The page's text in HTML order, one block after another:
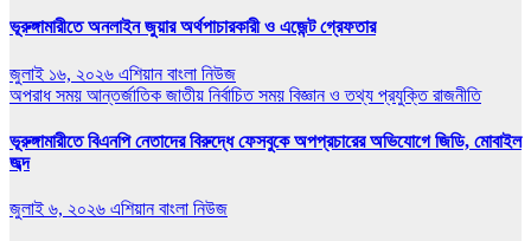
ভূরুঙ্গামারীতে অনলাইন জুয়ার অর্থপাচারকারী ও এজেন্ট গ্রেফতার
জুলাই ১৬, ২০২৬ এশিয়ান বাংলা নিউজ
অপরাধ সময় আন্তর্জাতিক জাতীয় নির্বাচিত সময় বিজ্ঞান ও তথ্য প্রযুক্তিরাজনীতি
ভূরুঙ্গামারীতে বিএনপি নেতাদের বিরুদ্ধে ফেসবুকে অপপ্রচারের অভিযোগে জিডি, মোবাইল
জব্দ
জুলাই ৬, ২০২৬ এশিয়ান বাংলা নিউজ